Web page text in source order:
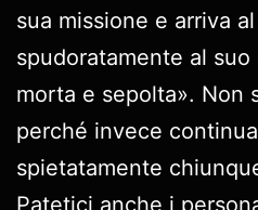
sua missione e arriva
spudoratamente al
morta e sepolta». Non
perché invece
spietatamente
Patetici anche i